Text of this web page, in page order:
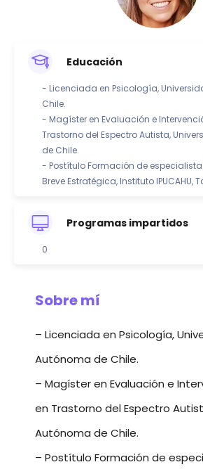
Educación
- Licenciada en Psicología,
Chile.
- Magíster en Evaluación e
Trastorno del Espectro Autista,
de Chile.
- Postítulo Formación de
Breve Estratégica, Instituto IPUCAHU,
Programas impartidos
0
Sobre mí
– Licenciada en Psicología,
Autónoma de Chile.
– Magíster en Evaluación e
en Trastorno del Espectro
Autónoma de Chile.
– Postítulo Formación de